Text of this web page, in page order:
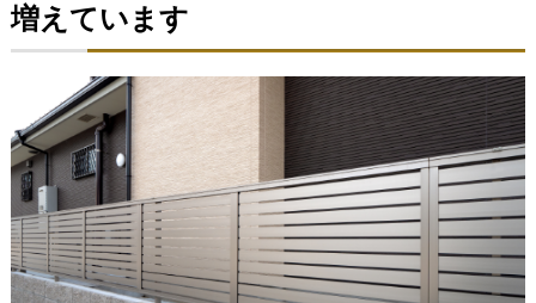
増えています